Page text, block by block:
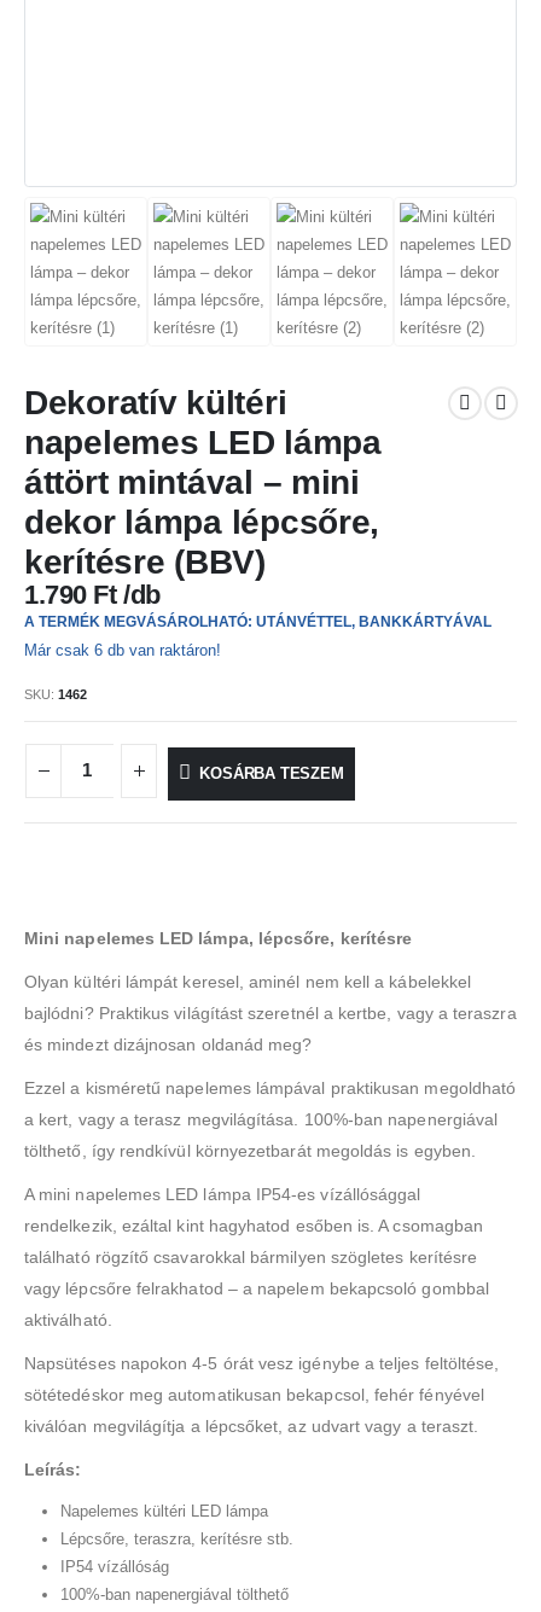
Dekoratív kültéri
napelemes LED lámpa
áttört mintával – mini
dekor lámpa lépcsőre,
kerítésre (BBV)
1.790 Ft
A TERMÉK MEGVÁSÁROLHATÓ: UTÁNVÉTTEL, BANKKÁRTYÁVAL
Már csak 6 db van raktáron!
SKU: 1462
KOSÁRBA TESZEM
Mini napelemes LED lámpa, lépcsőre, kerítésre
Olyan kültéri lámpát keresel, aminél nem kell a kábelekkel
bajlódni? Praktikus világítást szeretnél a kertbe, vagy a teraszra
és mindezt dizájnosan oldanád meg?
Ezzel a kisméretű napelemes lámpával praktikusan megoldható
a kert, vagy a terasz megvilágítása. 100%-ban napenergiával
tölthető, így rendkívül környezetbarát megoldás is egyben.
A mini napelemes LED lámpa IP54-es vízállósággal
rendelkezik, ezáltal kint hagyhatod esőben is. A csomagban
található rögzítő csavarokkal bármilyen szögletes kerítésre
vagy lépcsőre felrakhatod – a napelem bekapcsoló gombbal
aktiválható.
Napsütéses napokon 4-5 órát vesz igénybe a teljes feltöltése,
sötétedéskor meg automatikusan bekapcsol, fehér fényével
kiválóan megvilágítja a lépcsőket, az udvart vagy a teraszt.
Leírás:
Napelemes kültéri LED lámpa
Lépcsőre, teraszra, kerítésre stb.
IP54 vízállóság
100%-ban napenergiával tölthető